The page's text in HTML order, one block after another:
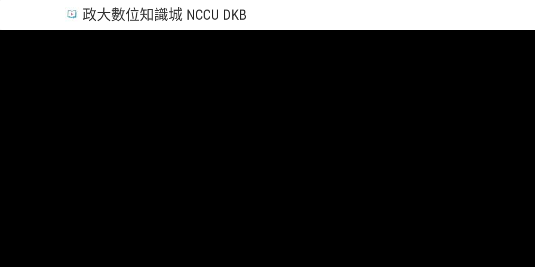
政大數位知識城 NCCU DKB